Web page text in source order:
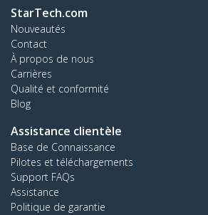
StarTech.com
Nouveautés
Contact
À propos de nous
Carrières
Qualité et conformité
Blog
Assistance clientèle
Base de Connaissance
Pilotes et téléchargements
Support FAQs
Assistance
Politique de garantie